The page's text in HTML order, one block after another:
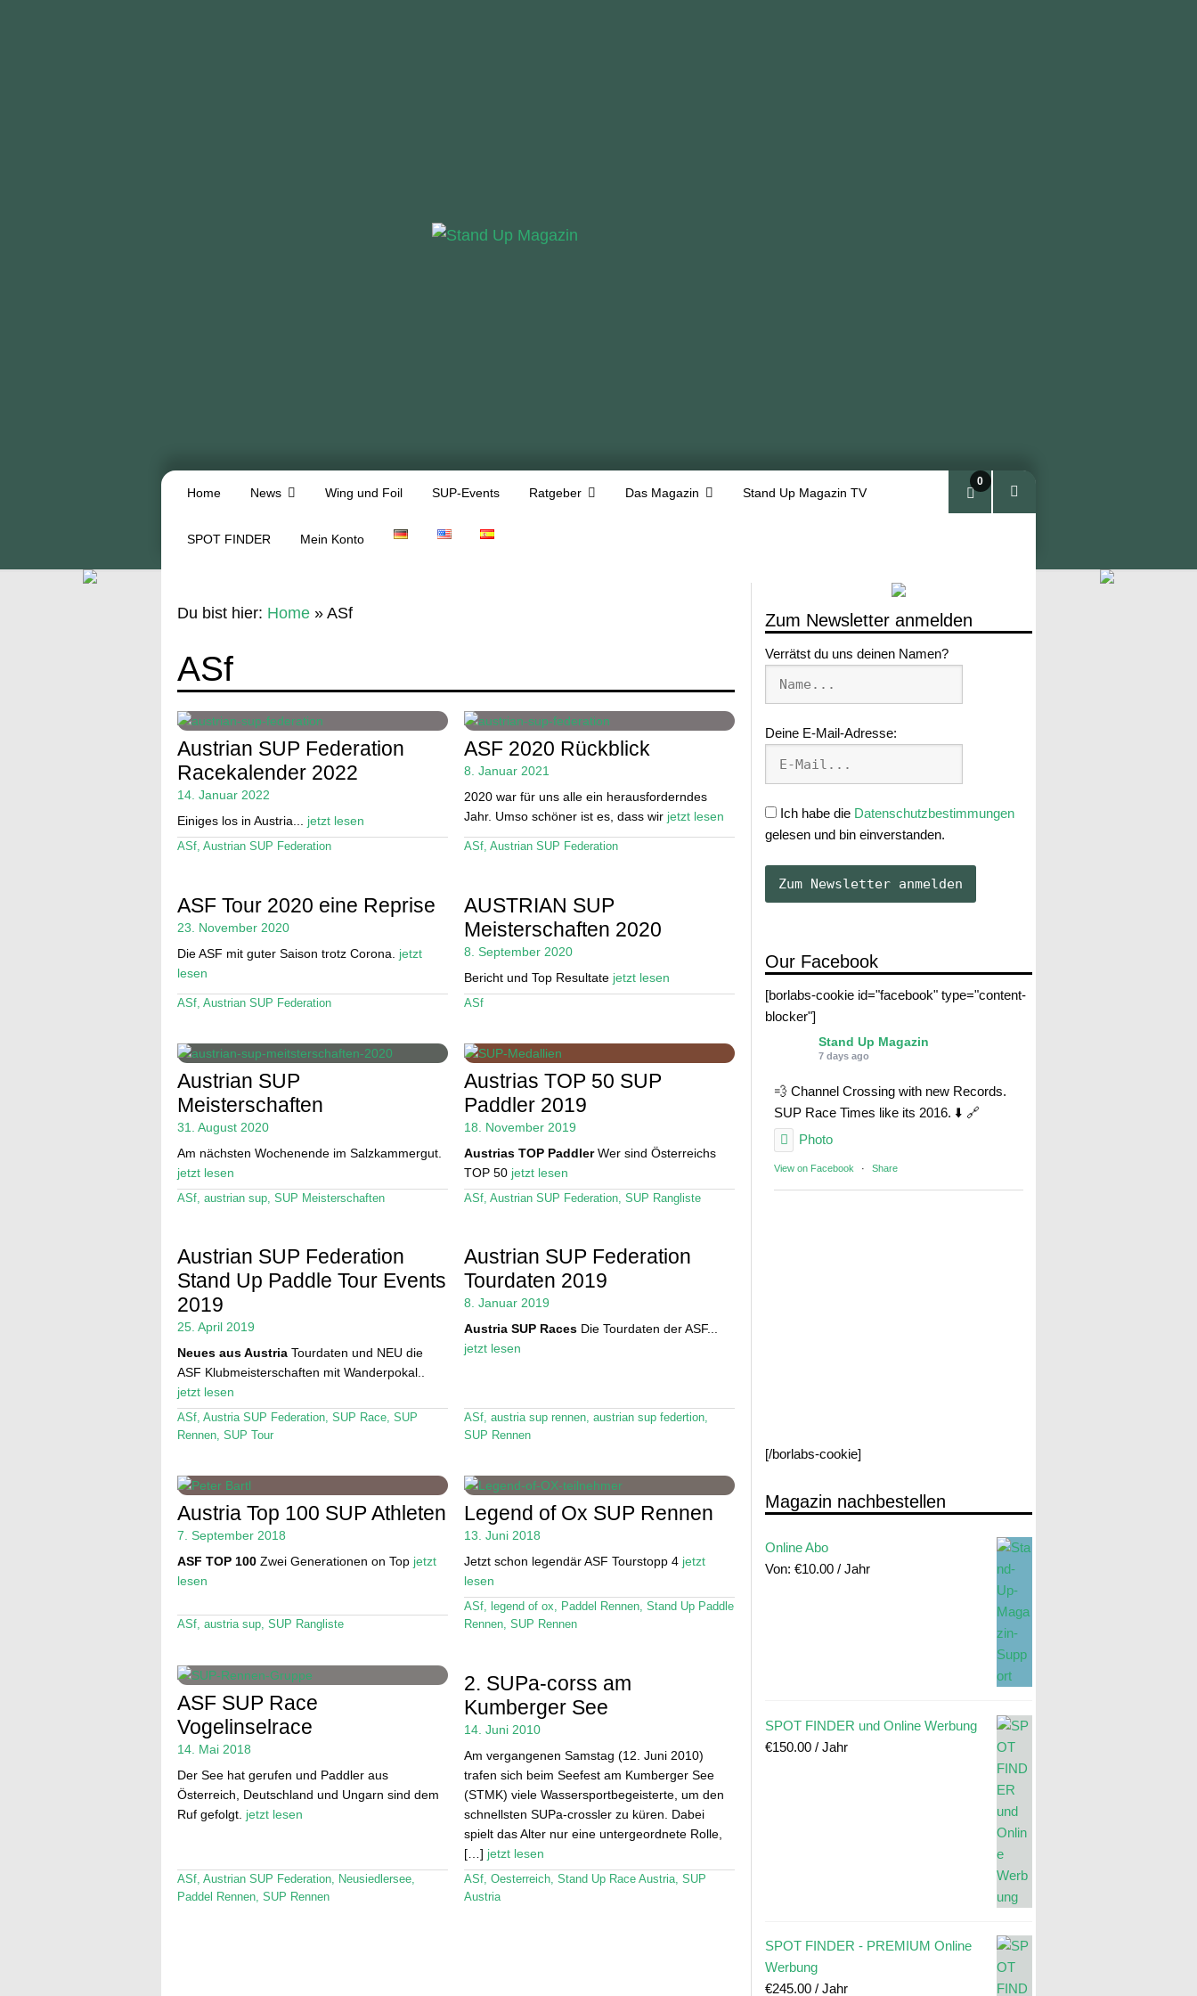
Home News Wing und Foil SUP-Events Ratgeber Das Magazin Stand Up Magazin TV
SPOT FINDER Mein Konto
0
Zum Newsletter anmelden
Verrätst du uns deinen Namen?
Deine E-Mail-Adresse:
Ich habe die Datenschutzbestimmungen
gelesen und bin einverstanden.
Our Facebook
[borlabs-cookie id="facebook" type="content-
blocker"]
Stand Up Magazin
7 days ago
💨 Channel Crossing with new Records.
SUP Race Times like its 2016. ⬇️ 🔗
Photo
View on Facebook · Share
[/borlabs-cookie]
Magazin nachbestellen
Online Abo
Von: €10.00 / Jahr
SPOT FINDER und Online Werbung
€150.00 / Jahr
SPOT FINDER - PREMIUM Online
Werbung
€245.00 / Jahr
Du bist hier: Home» ASf
ASf
Austrian SUP Federation
Racekalender 2022
14. Januar 2022
Einiges los in Austria... jetzt lesen
ASf, Austrian SUP Federation
ASF 2020 Rückblick
8. Januar 2021
2020 war für uns alle ein herausforderndes
Jahr. Umso schöner ist es, dass wir jetzt lesen
ASf, Austrian SUP Federation
ASF Tour 2020 eine Reprise
23. November 2020
Die ASF mit guter Saison trotz Corona. jetzt
lesen
ASf, Austrian SUP Federation
AUSTRIAN SUP
Meisterschaften 2020
8. September 2020
Bericht und Top Resultate jetzt lesen
ASf
Austrian SUP
Meisterschaften
31. August 2020
Am nächsten Wochenende im Salzkammergut.
jetzt lesen
ASf, austrian sup, SUP Meisterschaften
Austrias TOP 50 SUP
Paddler 2019
18. November 2019
Austrias TOP PaddlerWer sind Österreichs
TOP 50 jetzt lesen
ASf, Austrian SUP Federation, SUP Rangliste
Austrian SUP Federation
Stand Up Paddle Tour Events
2019
25. April 2019
Neues aus AustriaTourdaten und NEU die
ASF Klubmeisterschaften mit Wanderpokal..
jetzt lesen
ASf, Austria SUP Federation, SUP Race, SUP
Rennen, SUP Tour
Austrian SUP Federation
Tourdaten 2019
8. Januar 2019
Austria SUP RacesDie Tourdaten der ASF...
jetzt lesen
ASf, austria sup rennen, austrian sup federtion,
SUP Rennen
Austria Top 100 SUP Athleten
7. September 2018
ASF TOP 100Zwei Generationen on Top jetzt
lesen
ASf, austria sup, SUP Rangliste
Legend of Ox SUP Rennen
13. Juni 2018
Jetzt schon legendär ASF Tourstopp 4 jetzt
lesen
ASf, legend of ox, Paddel Rennen, Stand Up Paddle
Rennen, SUP Rennen
ASF SUP Race
Vogelinselrace
14. Mai 2018
Der See hat gerufen und Paddler aus
Österreich, Deutschland und Ungarn sind dem
Ruf gefolgt. jetzt lesen
ASf, Austrian SUP Federation, Neusiedlersee,
Paddel Rennen, SUP Rennen
2. SUPa-corss am
Kumberger See
14. Juni 2010
Am vergangenen Samstag (12. Juni 2010)
trafen sich beim Seefest am Kumberger See
(STMK) viele Wassersportbegeisterte, um den
schnellsten SUPa-crossler zu küren. Dabei
spielt das Alter nur eine untergeordnete Rolle,
[…] jetzt lesen
ASf, Oesterreich, Stand Up Race Austria, SUP
Austria